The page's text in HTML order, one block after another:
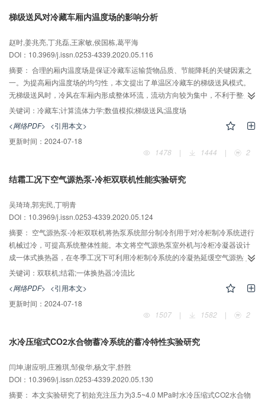
梯级送风对冷藏车厢内温度场的影响分析
赵时,姜兆亮,丁兆磊,王家敏,侯国栋,葛平海
DOI：10.3969/j.issn.0253-4339.2020.05.116
摘要： 合理的厢内温度场是保证冷藏车运输货物品质、节能降耗的关键因素之
一。为提高厢内温度场的均匀性，本文提出了单温区冷藏车的梯级送风模式。
无梯级送风时，冷风在车厢内形成整体环流，流动方向较为集中，不利于整体
降温；有梯级送风时，车厢顶部增加了风机，冷风速度得以提高，且流动方向
更加分散，有利于提高整体降温速度和温度场均匀性。建立了冷藏车厢的仿真
模型，利用CFD研究梯级送风对空仓时冷藏车厢内温度场的影响，并进行了实
验验证。以射流区平均温度、车厢内整体平均温度、温度场不均匀系数和温度
极差作为评价指标，对实验中采集到的温度数据进行对比分析。结果表明：梯
场不均匀系数，减小温度极差，提高降温速度；在射流区，梯级送风的影响最
处，梯级送风的降温效果虽不明显，但降温速度明显加快。
关键词： 冷藏车;计算流体力学;数值模拟;梯级送风;温度场
<网络PDF> <引用本文>
更新时间： 2024-07-18
1478
| 1444 | 2
结霜工况下空气源热泵-冷柜双联机性能实验研究
吴琦琦,郭宪民,丁明青
DOI：10.3969/j.issn.0253-4339.2020.05.124
摘要： 空气源热泵-冷柜双联机将热泵系统部分制冷剂用于对冷柜制冷系统进行
机械过冷，可提高系统整体性能。本文将空气源热泵室外机与冷柜冷凝器设计
成一体式换热器，在冬季工况下可利用冷柜制冷系统的冷凝热延缓空气源热泵
室外机结霜。实验研究了结霜工况下空气源热泵-冷柜双联机性能，将热泵-冷柜
联合运行工况下的性能与热泵单独运行工况下的性能进行了对比，并分析了不
同冷流比条件下热泵系统、冷柜系统性能及热泵室外换热器表面结霜性能。实
验结果表明，在室外换热器严重结霜工况下，相比于空气源热泵单独运行，双
联机联合运行使结霜周期延长为原来的2.17倍，热泵系统平均制热量及平均
COP均增大。而空气源热泵在冷流比为0~12%范围内，结霜周期、平均制热量
短，平均制热量及平均COP呈下降趋势。
关键词： 双联机;结霜;一体换热器;冷流比
<网络PDF> <引用本文>
更新时间： 2024-07-18
1507
| 1582 | 2
水冷压缩式CO2水合物蓄冷系统的蓄冷特性实验研究
闫坤,谢应明,庄雅琪,邹俊华,杨文宇,舒胜
DOI：10.3969/j.issn.0253-4339.2020.05.130
摘要： 本文实验研究了初始充注压力为3.5~4.0 MPa时水冷压缩式CO2水合物